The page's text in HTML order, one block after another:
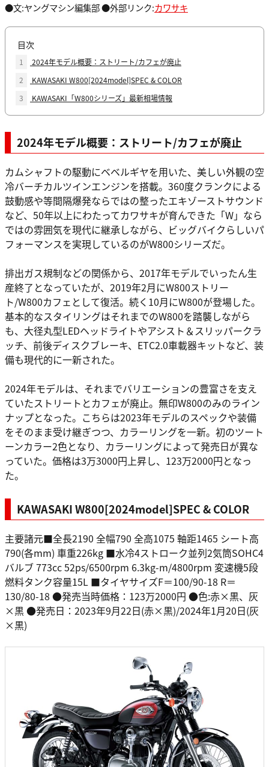
●文:ヤングマシン編集部 ●外部リンク:カワサキ
目次
1
2024年モデル概要：ストリート/カフェが廃止
2
KAWASAKI W800[2024model]SPEC & COLOR
3
KAWASAKI「W800シリーズ」最新相場情報
2024年モデル概要：ストリート/カフェが廃止
カムシャフトの駆動にベベルギヤを用いた、美しい外観の空
冷バーチカルツインエンジンを搭載。360度クランクによる
鼓動感や等間隔爆発ならではの整ったエキゾーストサウンド
など、50年以上にわたってカワサキが育んできた「W」なら
ではの雰囲気を現代に継承しながら、ビッグバイクらしいパ
フォーマンスを実現しているのがW800シリーズだ。
排出ガス規制などの関係から、2017年モデルでいったん生
産終了となっていたが、2019年2月にW800ストリー
ト/W800カフェとして復活。続く10月にW800が登場した。
基本的なスタイリングはそれまでのW800を踏襲しながら
も、大径丸型LEDヘッドライトやアシスト＆スリッパークラ
ッチ、前後ディスクブレーキ、ETC2.0車載器キットなど、装
備も現代的に一新された。
2024年モデルは、それまでバリエーションの豊富さを支え
ていたストリートとカフェが廃止。無印W800のみのライン
ナップとなった。こちらは2023年モデルのスペックや装備
をそのまま受け継ぎつつ、カラーリングを一新。初のツート
ーンカラー2色となり、カラーリングによって発売日が異な
っていた。価格は3万3000円上昇し、123万2000円となっ
た。
KAWASAKI W800[2024model]SPEC & COLOR
主要諸元■全長2190 全幅790 全高1075 軸距1465 シート高
790(各mm) 車重226kg ■水冷4ストローク並列2気筒SOHC4
バルブ 773cc 52ps/6500rpm 6.3kg-m/4800rpm 変速機5段
燃料タンク容量15L ■タイヤサイズF＝100/90-18 R＝
130/80-18 ●発売当時価格：123万2000円 ●色:赤×黒、灰
×黒 ●発売日：2023年9月22日(赤×黒)/2024年1月20日(灰
×黒)